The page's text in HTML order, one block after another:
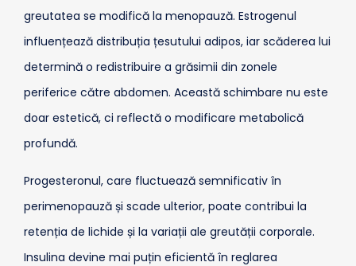
greutatea se modifică la menopauză. Estrogenul
influențează distribuția țesutului adipos, iar scăderea lui
determină o redistribuire a grăsimii din zonele
periferice către abdomen. Această schimbare nu este
doar estetică, ci reflectă o modificare metabolică
profundă.
Progesteronul, care fluctuează semnificativ în
perimenopauză și scade ulterior, poate contribui la
retenția de lichide și la variații ale greutății corporale.
Insulina devine mai puțin eficientă în reglarea